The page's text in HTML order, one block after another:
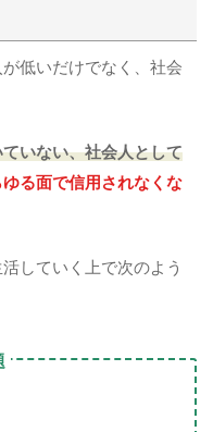
低いだけでなく、社会
いない、社会人として
ゆる面で信用されなくな
していく上で次のよう